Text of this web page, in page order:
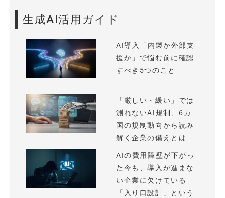
生成AI活用ガイド
AI導入「内製か外部支
援か」で悩む前に確認
すべき5つのこと
「厳しい・緩い」では
測れないAI規制、6カ
国の規制動向から読み
解く企業の備えとは
AIの費用障壁が下がっ
た今も、導入が進まな
い企業に欠けている
「入り口設計」という